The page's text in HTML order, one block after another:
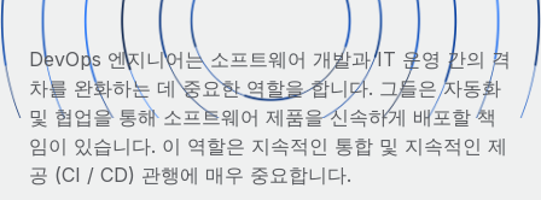
기록상 고용주(EOR)
법인 설립 비용 없이 전 세계로 사업을 확장
기록상 계약자
전 세계에서 규정을 준수하며 계약자 고용
계약자 관리
국가별 정보
국가별 글로벌 채용 지원 알아보기
미국 주별 정보
미국 모든 주 전역에서 채용 업무를 간소화
Remote와 다른 솔루션 비교
도구 및 계산기
오분류 리스크 평가 도구
국가별 직원 오분류 리스크 확인
직원 비용 계산기
국가별 총 인건비 계산
한국어
DevOps 엔지니어는 소프트웨어 개발과 IT 운영 간의 격
차를 완화하는 데 중요한 역할을 합니다. 그들은 자동화
및 협업을 통해 소프트웨어 제품을 신속하게 배포할 책
임이 있습니다. 이 역할은 지속적인 통합 및 지속적인 제
공 (CI / CD) 관행에 매우 중요합니다.